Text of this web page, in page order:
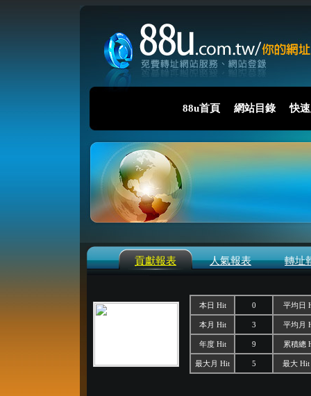
88u首頁 網站目錄 快
貢獻報表 人氣報表 轉址
本日 Hit 0 平均日
本月 Hit 3 平均月
年度 Hit 9 累積總
最大月 Hit 5 最大 Hit